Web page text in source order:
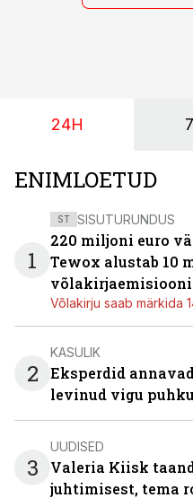
24H
ENIMLOETUD
1
ST SISUTURUNDUS
220 miljoni euro
Tewox alustab 10
võlakirjaemisiooni
Võlakirju saab märkida
2
KASULIK
Eksperdid
levinud vigu
3
UUDISED
Valeria Kiisk
juhtimisest, tema